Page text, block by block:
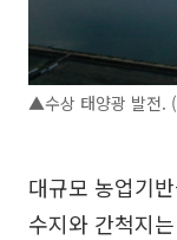
▲수상 태양광 발전.
대규모 농업기
수지와 간척지